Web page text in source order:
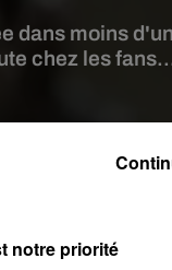
dans moins d'un
chez les
8 de leur saison
ont le vent en
contient-elle la
notre priorité